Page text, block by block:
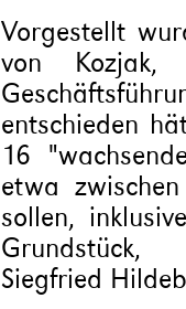
Vorgestellt
von
entschieden
16
etwa
sollen,
Grundstück,
Siegfried